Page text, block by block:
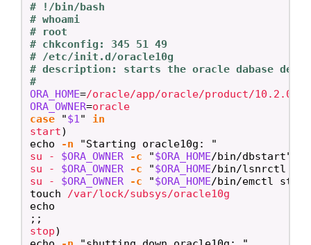
# !/bin/bash
# whoami
# root
# chkconfig: 345 51 49
# /etc/init.d/oracle10g
# description: starts the oracle dabase
#
ORA_HOME=
ORA_OWNER=
case
"$1"
start)
echo
-n
"Starting oracle10g: "
su - $ORA_OWNER -c "$ORA_HOME/bin/dbstart"
su - $ORA_OWNER -c "$ORA_HOME/bin/lsnrctl
su - $ORA_OWNER -c "$ORA_HOME/bin/emctl start
touch
echo
;;
stop)